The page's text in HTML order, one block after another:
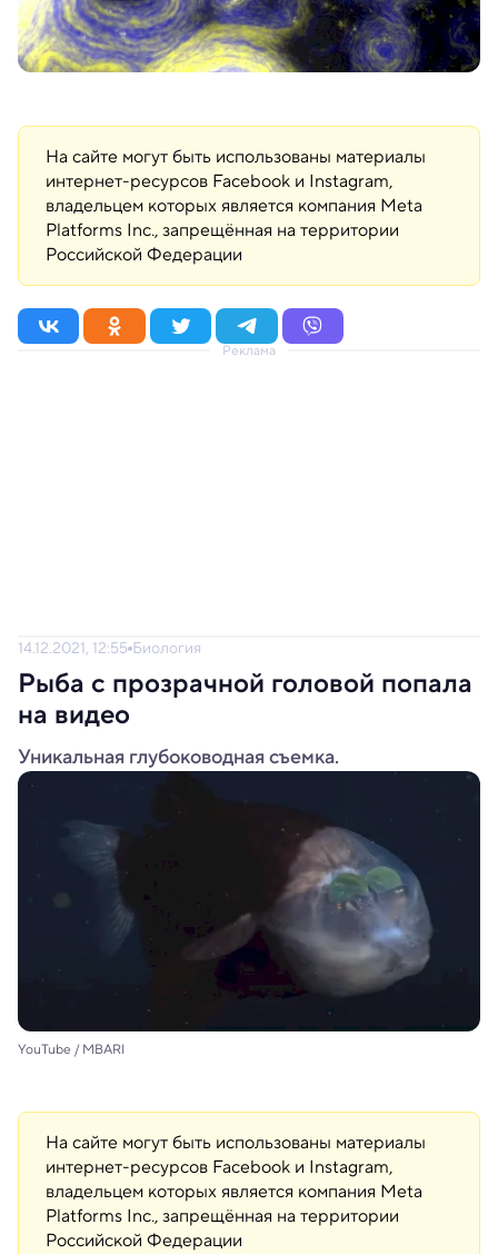
На сайте могут быть использованы материалы
интернет-ресурсов Facebook и Instagram,
владельцем которых является компания Meta
Platforms Inc., запрещённая на территории
Российской Федерации
Реклама
14.12.2021, 12:55 Биология
Рыба с прозрачной головой попала
на видео
Уникальная глубоководная съемка.
YouTube / MBARI
На сайте могут быть использованы материалы
интернет-ресурсов Facebook и Instagram,
владельцем которых является компания Meta
Platforms Inc., запрещённая на территории
Российской Федерации